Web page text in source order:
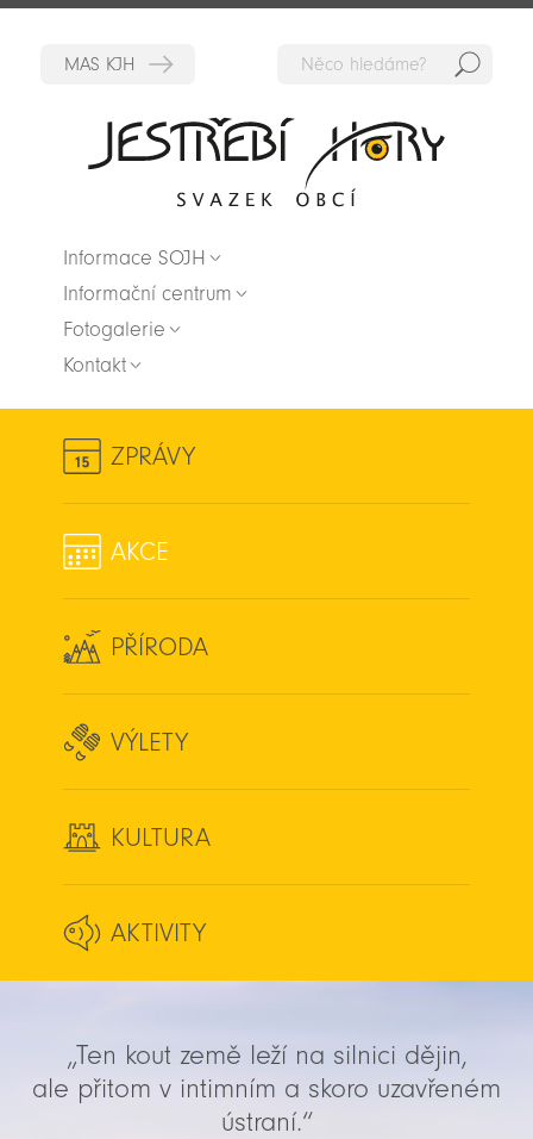
Informace SOJH
Informační centrum
Fotogalerie
Kontakt
ZPRÁVY
AKCE
PŘÍRODA
VÝLETY
KULTURA
AKTIVITY
„Ten kout země leží na silnici dějin,
ale přitom v intimním a skoro uzavřeném
ústraní.“